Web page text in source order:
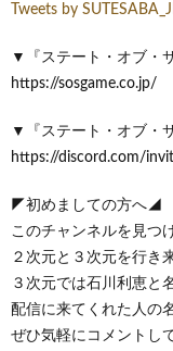
Tweets by
▼『ステート・オブ・
https://sosgame.co.jp/
▼『ステート・オブ・
https://discord.com/
◤初めましての方へ◢
このチャンネルを見つ
２次元と３次元を行き
３次元では石川利恵と
配信に来てくれた人の
ぜひ気軽にコメントし